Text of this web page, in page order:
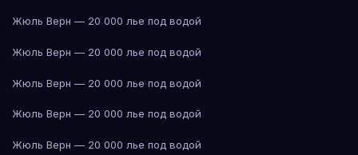
Жюль Верн — 20 000 лье под водой
Жюль Верн — 20 000 лье под водой
Жюль Верн — 20 000 лье под водой
Жюль Верн — 20 000 лье под водой
Жюль Верн — 20 000 лье под водой